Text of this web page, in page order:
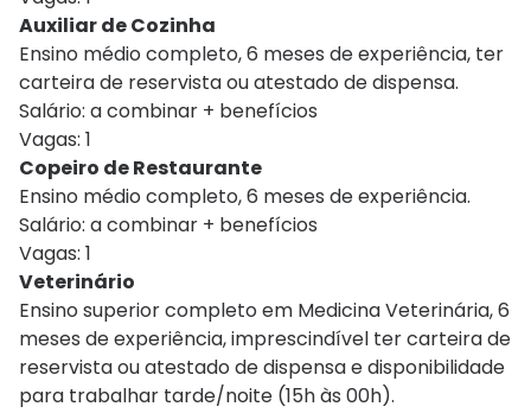
Auxiliar de Cozinha
Ensino médio completo, 6 meses de experiência, ter
carteira de reservista ou atestado de dispensa.
Salário: a combinar + benefícios
Vagas: 1
Copeiro de Restaurante
Ensino médio completo, 6 meses de experiência.
Salário: a combinar + benefícios
Vagas: 1
Veterinário
Ensino superior completo em Medicina Veterinária, 6
meses de experiência, imprescindível ter carteira de
reservista ou atestado de dispensa e disponibilidade
para trabalhar tarde/noite (15h às 00h).